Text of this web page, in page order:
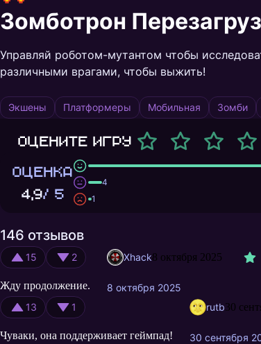
Зомботрон
Управляй роботом-мутантом чтобы
различными врагами, чтобы выжить!
Экшены Платформеры Мобильная Зомби
Оцените игру
ОЦЕНКА
4,9/ 5
4
1
146 отзывов
15 2 Xhack8 октября 2025
Жду продолжение.
8 октября 2025
13
1 rutb30
Чуваки, она поддерживает геймпад!
30 сентября